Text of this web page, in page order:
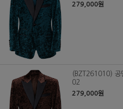
279,000원
(BZT261010) 공
02
279,000원